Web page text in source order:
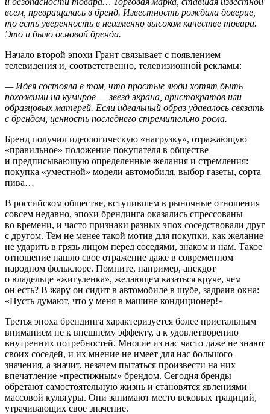
всем, превращалась в бренд. Известность рождала доверие,
то есть уверенность в неизменно высоком качестве товара.
Это и было основой бренда.
Начало второй эпохи Грант связывает с появлением
телевидения и, соответственно, телевизионной рекламы:
— Идея состояла в том, что простые люди хотят быть
похожими на кумиров — звезд экрана, аристократов или
образцовых матерей. Если идеальный образ удавалось связать
с брендом, ценность последнего стремительно росла.
Бренд получил идеологическую «нагрузку», отражающую
«правильное» положение покупателя в обществе
и предписывающую определенные желания и стремления:
покупка «уместной» модели автомобиля, выбор газеты, сорта
пива…
В российском обществе, вступившем в рыночные отношения
совсем недавно, эпохи брендинга оказались спрессованы
во времени, и часто признаки разных эпох соседствовали друг
с другом. Тем не менее такой мотив для покупки, как желание
не ударить в грязь лицом перед соседями, знаком и нам. Такое
отношение нашло свое отражение даже в современном
народном фольклоре. Помните, например, анекдот
о владельце «жигуленка», желающем казаться круче, чем
он есть? В жару он сидит в автомобиле в шубе, задраив окна:
«Пусть думают, что у меня в машине кондиционер!»
Третья эпоха брендинга характеризуется более пристальным
вниманием не к внешнему эффекту, а к удовлетворению
внутренних потребностей. Многие из нас часто даже не знают
своих соседей, и их мнение не имеет для нас большого
значения, а значит, незачем пытаться произвести на них
впечатление «престижным» брендом. Сегодня бренды
обретают самостоятельную жизнь и становятся явлениями
массовой культуры. Они занимают место вековых традиций,
утрачивающих свое значение.